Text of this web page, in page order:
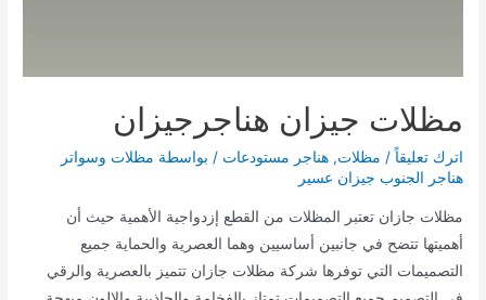
مظلات جيزان هناجرجيزان
اترك تعليقاً / مظلات,هناجر مستودعات / بواسطة مظلات وسواتر
هناجر الجنوب جيزان عسير
مظلات جازان تعتبر المظلات من القطع إزدواجية الأهمية حيث أن
أهميتها تتضح في جانبين أساسيين وهما العصرية والحماية جميع
التصميمات التي توفرها شركة مظلات جازان تتميز بالعصرية والرقي